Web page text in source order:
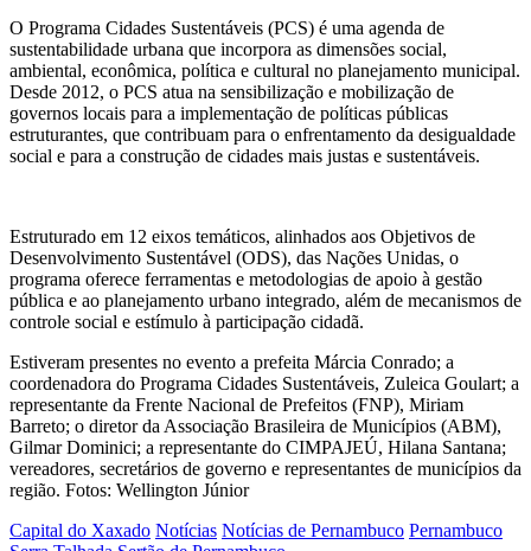
O Programa Cidades Sustentáveis (PCS) é uma agenda de
sustentabilidade urbana que incorpora as dimensões social,
ambiental, econômica, política e cultural no planejamento municipal.
Desde 2012, o PCS atua na sensibilização e mobilização de
governos locais para a implementação de políticas públicas
estruturantes, que contribuam para o enfrentamento da desigualdade
social e para a construção de cidades mais justas e sustentáveis.
Estruturado em 12 eixos temáticos, alinhados aos Objetivos de
Desenvolvimento Sustentável (ODS), das Nações Unidas, o
programa oferece ferramentas e metodologias de apoio à gestão
pública e ao planejamento urbano integrado, além de mecanismos de
controle social e estímulo à participação cidadã.
Estiveram presentes no evento a prefeita Márcia Conrado; a
coordenadora do Programa Cidades Sustentáveis, Zuleica Goulart; a
representante da Frente Nacional de Prefeitos (FNP), Miriam
Barreto; o diretor da Associação Brasileira de Municípios (ABM),
Gilmar Dominici; a representante do CIMPAJEÚ, Hilana Santana;
vereadores, secretários de governo e representantes de municípios da
região. Fotos: Wellington Júnior
Capital do Xaxado Notícias Notícias de Pernambuco Pernambuco